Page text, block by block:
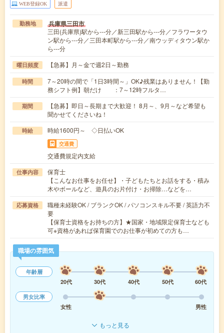
WEB登録OK 派遣
勤務地 兵庫県三田市
三田(兵庫県)駅から---分／新三田駅から---分／フラワータウ
ン駅から---分／三田本町駅から---分／南ウッディタウン駅か
ら---分
曜日頻度 【急募】月～金で週2日～勤務
時間
7～20時の間で「1日3時間～」OK♪残業はありません！【勤
務シフト例】朝だけ ：7～12時フルタ…
期間
【急募】即日～長期まで大歓迎！ 8月～、9月～など希望も
聞かせてくださいね！
時給 時給1600円～ ◇日払いOK
交通費
交通費規定内支給
仕事内容
保育士
【こんなお仕事をお任せ】・子どもたちとお話をする・積み
木やボールなど、遊具のお片付け・お掃除…などを…
応募資格
職種未経験OK / ブランクOK / パソコンスキル不要 / 英語力不
要
【保育士資格をお持ちの方】★国家・地域限定保育士なども
可※資格があれば保育園でのお仕事が初めての方も…
職場の雰囲気
年齢層
20代
30代 40代 50代
60代
男女比率
女性
男性
もっと見る